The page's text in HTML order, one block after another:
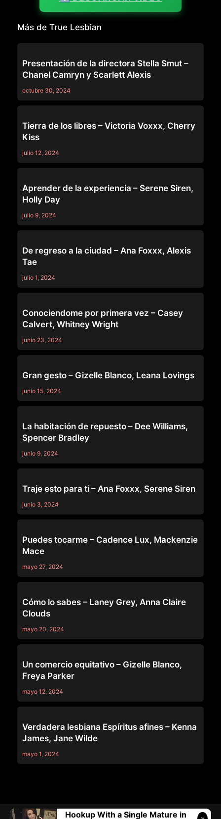
Hookup With a Single Mature in
Más de True Lesbian
Presentación de la directora Stella Smut –
Chanel Camryn y Scarlett Alexis
octubre 30, 2024
Tierra de los libres – Victoria Voxxx, Cherry
Kiss
julio 12, 2024
Aprender de la experiencia – Serene Siren,
Holly Day
julio 9, 2024
De regreso a la ciudad – Ana Foxxx, Alexis
Tae
julio 1, 2024
Conociendome por primera vez – Casey
Calvert, Whitney Wright
junio 23, 2024
Gran gesto – Gizelle Blanco, Leana Lovings
junio 15, 2024
La habitación de repuesto – Dee Williams,
Spencer Bradley
junio 9, 2024
Traje esto para ti – Ana Foxxx, Serene Siren
junio 3, 2024
Puedes tocarme – Cadence Lux, Mackenzie
Mace
mayo 27, 2024
Cómo lo sabes – Laney Grey, Anna Claire
Clouds
mayo 20, 2024
Un comercio equitativo – Gizelle Blanco,
Freya Parker
mayo 12, 2024
Verdadera lesbiana Espíritus afines – Kenna
James, Jane Wilde
mayo 1, 2024